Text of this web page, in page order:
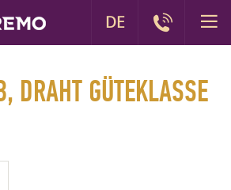
DRAHT GÜTEKLASSE
DE